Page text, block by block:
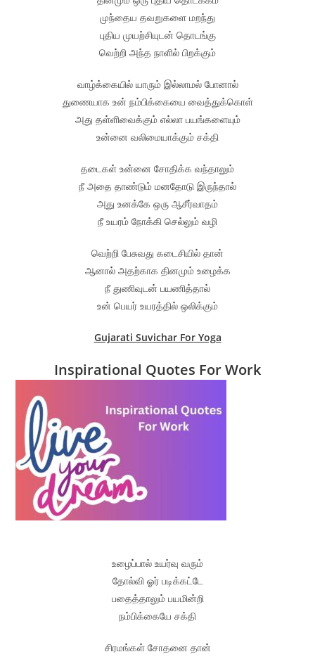
முந்தைய தவறுகளை மறந்து
புதிய முயற்சியுடன் தொடங்கு
வெற்றி அந்த நாளில் பிறக்கும்
வாழ்க்கையில் யாரும் இல்லாமல் போனால்
துணையாக உன் நம்பிக்கையை வைத்துக்கொள்
அது தள்ளிவைக்கும் எல்லா பயங்களையும்
உன்னை வலிமையாக்கும் சக்தி
தடைகள் உன்னை சோதிக்க வந்தாலும்
நீ அதை தாண்டும் மனதோடு இருந்தால்
அது உனக்கே ஒரு ஆசீர்வாதம்
நீ உயரம் நோக்கி செல்லும் வழி
வெற்றி பேசுவது கடைசியில் தான்
ஆனால் அதற்காக தினமும் உழைக்க
நீ துணிவுடன் பயணித்தால்
உன் பெயர் உயரத்தில் ஒலிக்கும்
Gujarati Suvichar For Yoga
Inspirational Quotes For Work
உழைப்பால் உயர்வு வரும்
தோல்வி ஓர் படிக்கட்டே
பதைத்தாலும் பயமின்றி
நம்பிக்கையே சக்தி
சிரமங்கள் சோதனை தான்